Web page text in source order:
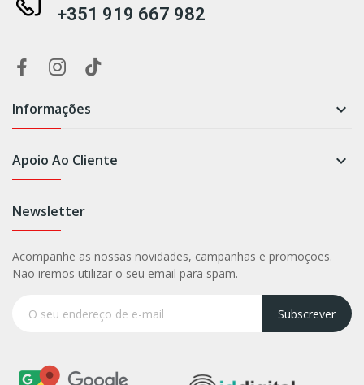
+351 919 667 982
Informações 
Apoio Ao Cliente 
Newsletter
Acompanhe as nossas novidades, campanhas e promoções.
Não iremos utilizar o seu email para spam.
Subscrever